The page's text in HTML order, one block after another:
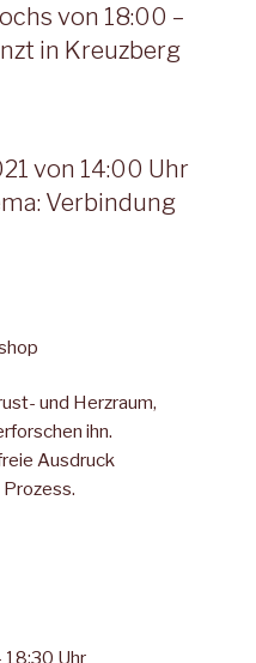
von 18:00 –
in Kreuzberg
von 14:00 Uhr
Verbindung
und Herzraum,
ihn.
Ausdruck
18:30 Uhr